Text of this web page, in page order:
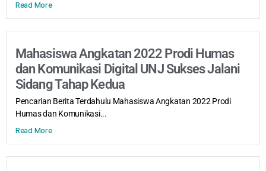
Read More
Mahasiswa Angkatan 2022 Prodi Humas
dan Komunikasi Digital UNJ Sukses Jalani
Sidang Tahap Kedua
Pencarian Berita Terdahulu Mahasiswa Angkatan 2022 Prodi
Humas dan Komunikasi...
Read More